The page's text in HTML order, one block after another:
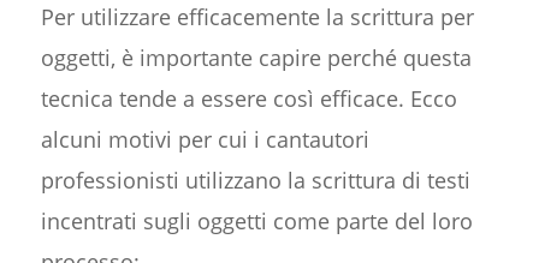
Per utilizzare efficacemente la scrittura per
oggetti, è importante capire perché questa
tecnica tende a essere così efficace. Ecco
alcuni motivi per cui i cantautori
professionisti utilizzano la scrittura di testi
incentrati sugli oggetti come parte del loro